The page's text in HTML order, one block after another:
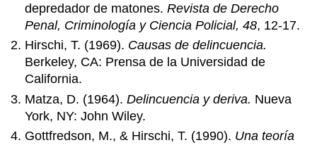
depredador de matones.Revista de Derecho
Penal, Criminología y Ciencia Policial, 48, 12-17.
Hirschi, T. (1969). Causas de delincuencia.
Berkeley, CA: Prensa de la Universidad de
California.
Matza, D. (1964).Delincuencia y deriva. Nueva
York, NY: John Wiley.
Gottfredson, M., & Hirschi, T. (1990). Una teoría